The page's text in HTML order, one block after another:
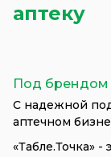
аптеку
Под брендом
С надежной
аптечном
«Табле.Точка»